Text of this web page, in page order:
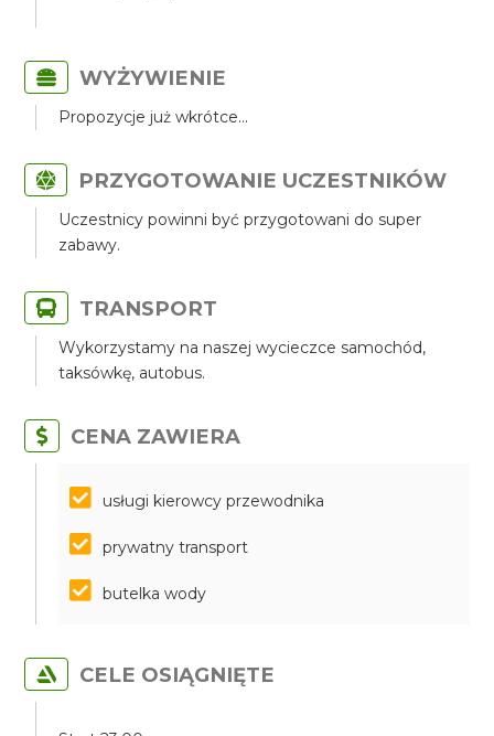
WYŻYWIENIE
Propozycje już wkrótce...
PRZYGOTOWANIE UCZESTNIKÓW
Uczestnicy powinni być przygotowani do super
zabawy.
TRANSPORT
Wykorzystamy na naszej wycieczce samochód,
taksówkę, autobus.
CENA ZAWIERA
​​​​​​​usługi kierowcy przewodnika
prywatny transport
butelka wody
CELE OSIĄGNIĘTE